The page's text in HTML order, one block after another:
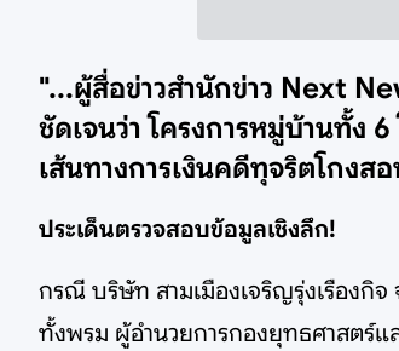
"...ผู้สื่อข่าวสำนักข่าว Next
ชัดเจนว่า โครงการหมู่บ้านทั้ง
เส้นทางการเงินคดีทุจริตโกงส
ประเด็นตรวจสอบข้อมูลเชิงลึก!
กรณี บริษัท สามเมืองเจริญรุ่งเรืองกิ
ทั้งพรม ผู้อำนวยการกองยุทธศาสตร์แ